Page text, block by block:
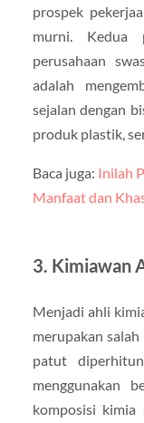
prospek
murni. Kedua
perusahaan
adalah
sejalan dengan
produk plastik,
Baca juga: Inilah
Manfaat dan
3. Kimiawan
Menjadi ahli
merupakan
patut
menggunakan
komposisi kimia